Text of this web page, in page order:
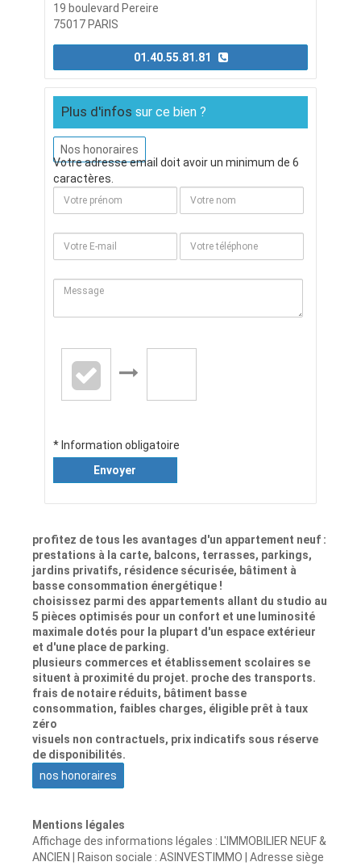
19 boulevard Pereire
75017 PARIS
Plus d'infos sur ce bien ?
Nos honoraires
Votre adresse email doit avoir un minimum de 6
caractères.
* Information obligatoire
Envoyer
profitez de tous les avantages d'un appartement neuf :
prestations à la carte, balcons, terrasses, parkings,
jardins privatifs, résidence sécurisée, bâtiment à
basse consommation énergétique !
choisissez parmi des appartements allant du studio au
5 pièces optimisés pour un confort et une luminosité
maximale dotés pour la plupart d'un espace extérieur
et d'une place de parking.
plusieurs commerces et établissement scolaires se
situent à proximité du projet. proche des transports.
frais de notaire réduits, bâtiment basse
consommation, faibles charges, éligible prêt à taux
zéro
visuels non contractuels, prix indicatifs sous réserve
de disponibilités.
nos honoraires
Mentions légales
Affichage des informations légales : L'IMMOBILIER NEUF &
ANCIEN | Raison sociale : ASINVESTIMMO | Adresse siège